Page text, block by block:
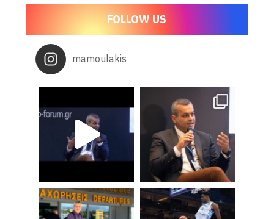
mamoulakis
FOLLOW US